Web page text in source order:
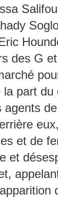
des G
la part
agents
et de
et